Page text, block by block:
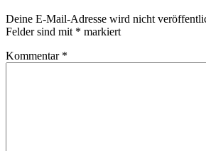
Deine E-Mail-Adresse wird nicht
Felder sind mit * markiert
Kommentar *